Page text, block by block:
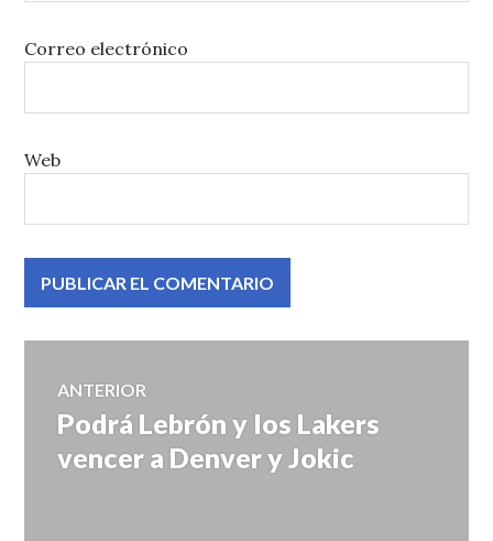
Correo electrónico
Web
Navegación
de
ANTERIOR
Entrada
Podrá Lebrón y los Lakers
vencer a Denver y Jokic